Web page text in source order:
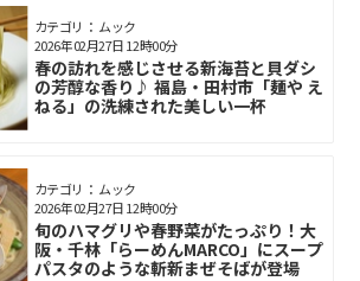
カテゴリ： ムック
春の訪れを感じさせる新海苔と貝ダシ
の芳醇な香り♪ 福島・田村市「麺や え
ねる」の洗練された美しい一杯
2026年02月27日 12時00分
カテゴリ： ムック
旬のハマグリや春野菜がたっぷり！大
阪・千林「らーめんMARCO」にスープ
パスタのような斬新まぜそばが登場
2026年02月27日 12時00分